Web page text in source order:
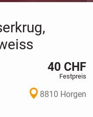
40 CHF
Festpreis
8810 Horgen